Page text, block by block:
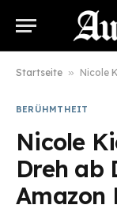
Startseite » Nicole
BERÜHMTHEIT
Nicole
Dreh ab
Amazon